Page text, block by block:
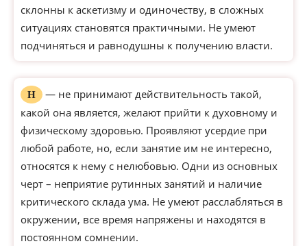
склонны к аскетизму и одиночеству, в сложных
ситуациях становятся практичными. Не умеют
подчиняться и равнодушны к получению власти.
Н
— не принимают действительность такой,
какой она является, желают прийти к духовному и
физическому здоровью. Проявляют усердие при
любой работе, но, если занятие им не интересно,
относятся к нему с нелюбовью. Одни из основных
черт – неприятие рутинных занятий и наличие
критического склада ума. Не умеют расслабляться в
окружении, все время напряжены и находятся в
постоянном сомнении.